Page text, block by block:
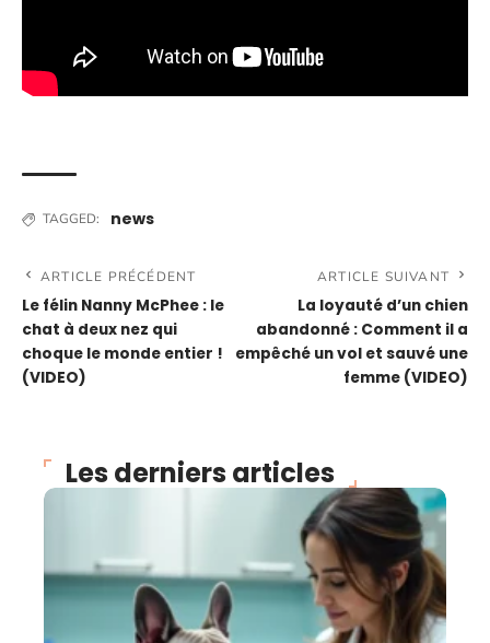
TAGGED: news
ARTICLE PRÉCÉDENT
Le félin Nanny McPhee : le
chat à deux nez qui
choque le monde entier !
(VIDEO)
ARTICLE SUIVANT
La loyauté d’un chien
abandonné : Comment il a
empêché un vol et sauvé une
femme (VIDEO)
Les derniers articles